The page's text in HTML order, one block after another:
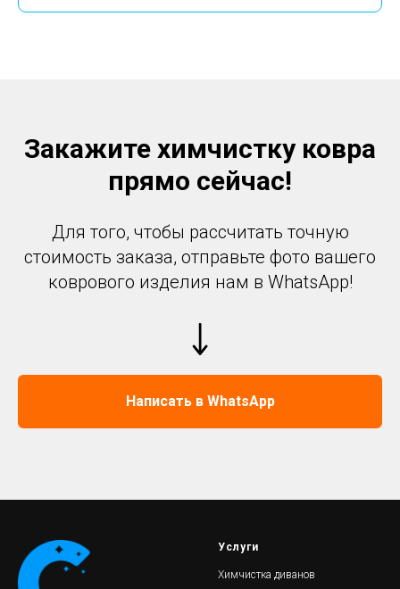
Закажите химчистку ковра
прямо сейчас!
Для того, чтобы рассчитать точную
стоимость заказа, отправьте фото вашего
коврового изделия нам в WhatsApp!
Написать в WhatsApp
Услуги
Химчистка диванов